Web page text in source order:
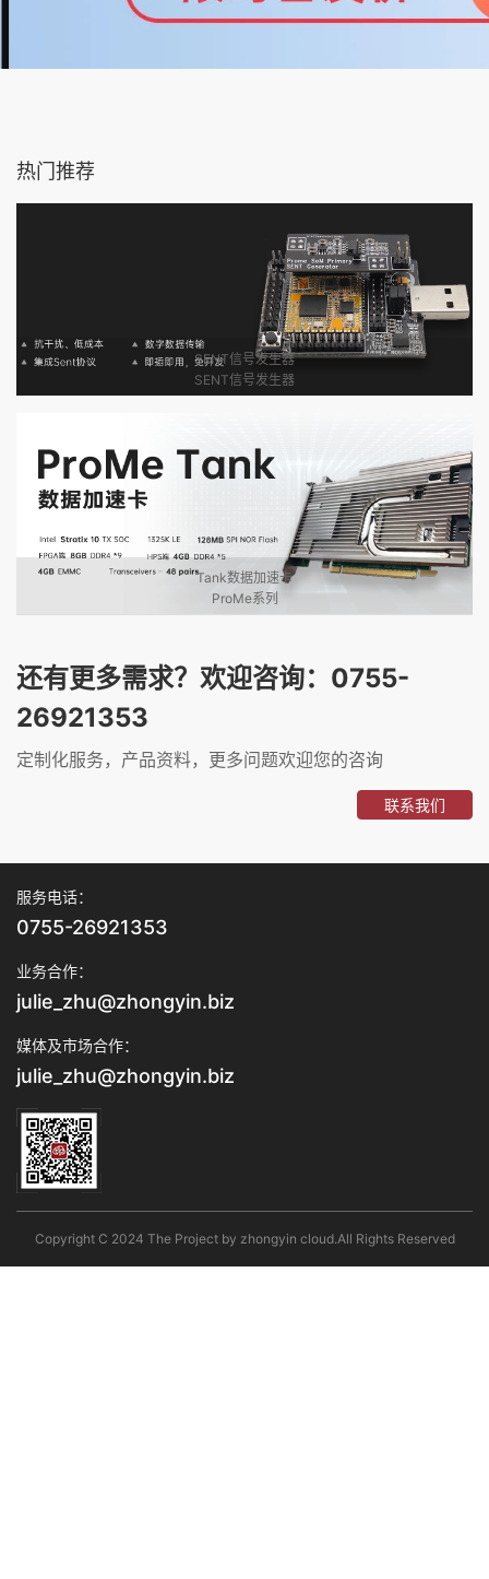
热门推荐
SENT信号发生器
SENT信号发生器
Tank数据加速卡
ProMe系列
还有更多需求？欢迎咨询：0755-
26921353
定制化服务，产品资料，更多问题欢迎您的咨询
联系我们
服务电话：
0755-26921353
业务合作：
julie_zhu@zhongyin.biz
媒体及市场合作：
julie_zhu@zhongyin.biz
Copyright C 2024 The Project by zhongyin cloud.All Rights Reserved